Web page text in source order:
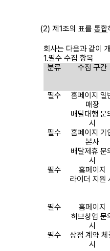
(2) 제1조의 표를 통합
회사는 다음과 같이
1.필수 수집 항목
분류
수집 구간
필수
홈페이지 일
매장
배달대행 문
시
필수
홈페이지 기
본사
배달제휴 문
시
필수
홈페이지
라이더 지원
필수
홈페이지
허브창업 문
시
필수
상점 계약 체
시